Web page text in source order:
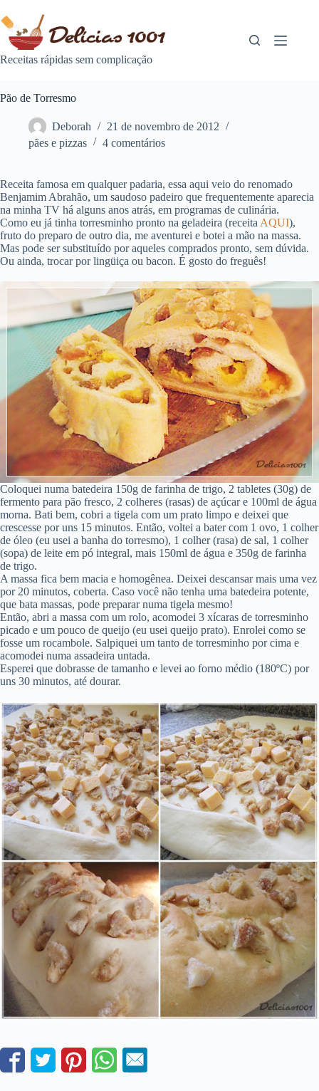
para
conteúdo
Receitas rápidas sem complicação
Pão de Torresmo
Deborah
21 de novembro de 2012
pães e pizzas
4 comentários
Receita famosa em qualquer padaria, essa aqui veio do renomado
Benjamim Abrahão, um saudoso padeiro que frequentemente aparecia
na minha TV há alguns anos atrás, em programas de culinária.
Como eu já tinha torresminho pronto na geladeira (receita AQUI),
fruto do preparo de outro dia, me aventurei e botei a mão na massa.
Mas pode ser substituído por aqueles comprados pronto, sem dúvida.
Ou ainda, trocar por lingüiça ou bacon. É gosto do freguês!
Coloquei numa batedeira 150g de farinha de trigo, 2 tabletes (30g) de
fermento para pão fresco, 2 colheres (rasas) de açúcar e 100ml de água
morna. Bati bem, cobri a tigela com um prato limpo e deixei que
crescesse por uns 15 minutos. Então, voltei a bater com 1 ovo, 1 colher
de óleo (eu usei a banha do torresmo), 1 colher (rasa) de sal, 1 colher
(sopa) de leite em pó integral, mais 150ml de água e 350g de farinha
de trigo.
A massa fica bem macia e homogênea. Deixei descansar mais uma vez
por 20 minutos, coberta. Caso você não tenha uma batedeira potente,
que bata massas, pode preparar numa tigela mesmo!
Então, abri a massa com um rolo, acomodei 3 xícaras de torresminho
picado e um pouco de queijo (eu usei queijo prato). Enrolei como se
fosse um rocambole. Salpiquei um tanto de torresminho por cima e
acomodei numa assadeira untada.
Esperei que dobrasse de tamanho e levei ao forno médio (180ºC) por
uns 30 minutos, até dourar.